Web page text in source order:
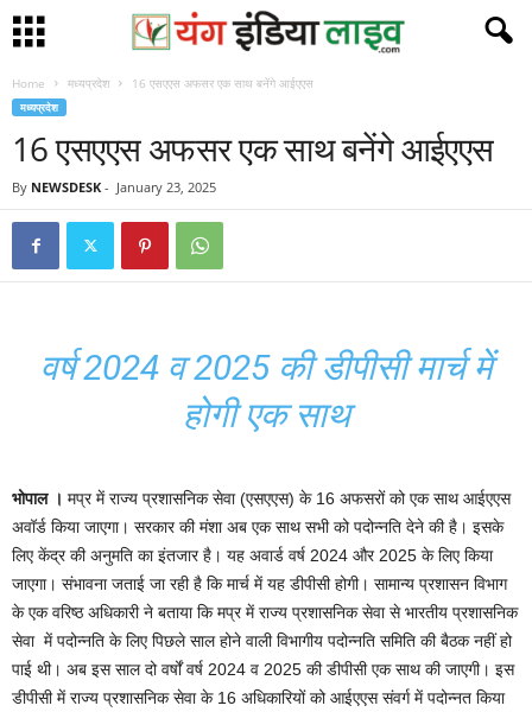
Home मध्यप्रदेश 16 एसएएस अफसर एक साथ बनेंगे आईएएस
मध्यप्रदेश
16 एसएएस अफसर एक साथ बनेंगे आईएएस
By NEWSDESK - January 23, 2025
वर्ष 2024 व 2025 की डीपीसी मार्च में
होगी एक साथ
भोपाल । मप्र में राज्य प्रशासनिक सेवा (एसएएस) के 16 अफसरों को एक साथ आईएएस
अवॉर्ड किया जाएगा। सरकार की मंशा अब एक साथ सभी को पदोन्नति देने की है। इसके
लिए केंद्र की अनुमति का इंतजार है। यह अवार्ड वर्ष 2024 और 2025 के लिए किया
जाएगा। संभावना जताई जा रही है कि मार्च में यह डीपीसी होगी। सामान्य प्रशासन विभाग
के एक वरिष्ठ अधिकारी ने बताया कि मप्र में राज्य प्रशासनिक सेवा से भारतीय प्रशासनिक
सेवा में पदोन्नति के लिए पिछले साल होने वाली विभागीय पदोन्नति समिति की बैठक नहीं हो
पाई थी। अब इस साल दो वर्षों वर्ष 2024 व 2025 की डीपीसी एक साथ की जाएगी। इस
डीपीसी में राज्य प्रशासनिक सेवा के 16 अधिकारियों को आईएएस संवर्ग में पदोन्नत किया